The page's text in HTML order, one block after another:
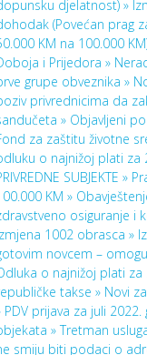
djelatnost) »
(Povećan prag
KM na 100.000
i Prijedora »
grupe obveznika »
privrednicima da
» Objavljeni
za zaštitu životne
o najnižoj plati za
SUBJEKTE »
KM »
osiguranje i
1002 obrasca »
novcem –
o najnižoj plati za
takse » Novi
PDV prijava za juli 2022.
»Tretman
smiju biti podaci o